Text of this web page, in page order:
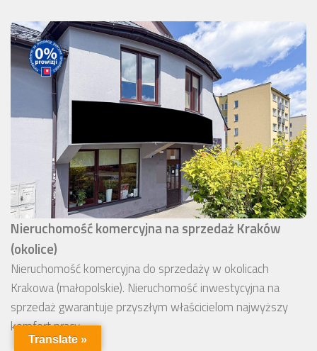
Nieruchomość komercyjna na sprzedaż Kraków
(okolice)
Nieruchomość komercyjna do sprzedaży w okolicach
Krakowa (małopolskie). Nieruchomość inwestycyjna na
sprzedaż gwarantuje przyszłym właścicielom najwyższy
komfort pracy.
Translate »